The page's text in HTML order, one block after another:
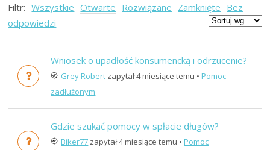
Filtr: Wszystkie Otwarte Rozwiązane Zamknięte Bez
odpowiedzi
Wniosek o upadłość konsumencką i odrzucenie?
Grey Robert zapytał 4 miesiące temu •Pomoc
zadłużonym
Gdzie szukać pomocy w spłacie długów?
Biker77 zapytał 4 miesiące temu •Pomoc